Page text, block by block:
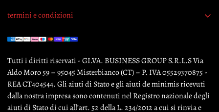
Garanzia originalità prodotti
termini e condizioni
Privacy Policy
Cookie Policy
Informativa Legale
Tutti i diritti riservati - GI.VA. BUSINESS GROUP S.R.L.S Via
Aldo Moro 59 – 95045 Misterbianco (CT) – P. IVA 05529370875 -
REA CT404544. Gli aiuti di Stato e gli aiuti de minimis ricevuti
dalla nostra impresa sono contenuti nel Registro nazionale degli
aiuti di Stato di cui all’art. 52 della L. 234/2012 a cui si rinvia e